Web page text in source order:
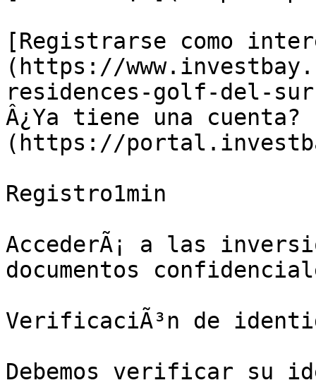
[Registrarse como
(https://
residences-golf-del-
Â¿Ya tiene una
(https://
Registro1min
AccederÃ¡ a las
documentos
VerificaciÃ³n de
Debemos verificar su